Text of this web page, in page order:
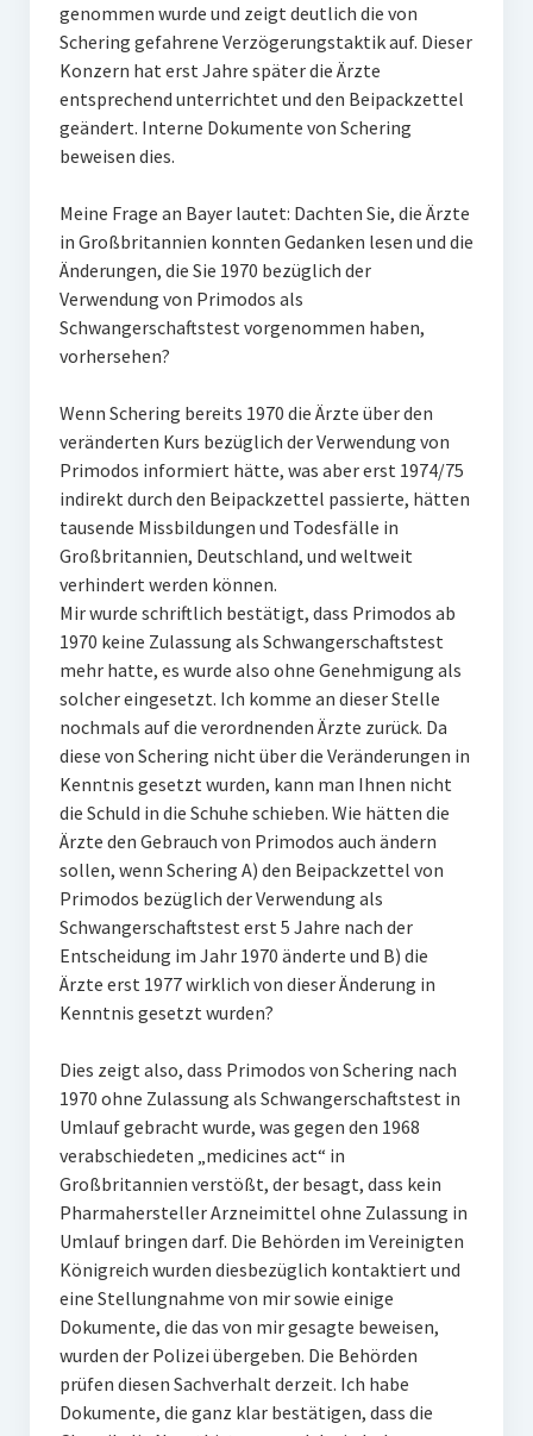
genommen wurde und zeigt deutlich die von
Schering gefahrene Verzögerungstaktik auf. Dieser
Konzern hat erst Jahre später die Ärzte
entsprechend unterrichtet und den Beipackzettel
geändert. Interne Dokumente von Schering
beweisen dies.
Meine Frage an Bayer lautet: Dachten Sie, die Ärzte
in Großbritannien konnten Gedanken lesen und die
Änderungen, die Sie 1970 bezüglich der
Verwendung von Primodos als
Schwangerschaftstest vorgenommen haben,
vorhersehen?
Wenn Schering bereits 1970 die Ärzte über den
veränderten Kurs bezüglich der Verwendung von
Primodos informiert hätte, was aber erst 1974/75
indirekt durch den Beipackzettel passierte, hätten
tausende Missbildungen und Todesfälle in
Großbritannien, Deutschland, und weltweit
verhindert werden können.
Mir wurde schriftlich bestätigt, dass Primodos ab
1970 keine Zulassung als Schwangerschaftstest
mehr hatte, es wurde also ohne Genehmigung als
solcher eingesetzt. Ich komme an dieser Stelle
nochmals auf die verordnenden Ärzte zurück. Da
diese von Schering nicht über die Veränderungen in
Kenntnis gesetzt wurden, kann man Ihnen nicht
die Schuld in die Schuhe schieben. Wie hätten die
Ärzte den Gebrauch von Primodos auch ändern
sollen, wenn Schering A) den Beipackzettel von
Primodos bezüglich der Verwendung als
Schwangerschaftstest erst 5 Jahre nach der
Entscheidung im Jahr 1970 änderte und B) die
Ärzte erst 1977 wirklich von dieser Änderung in
Kenntnis gesetzt wurden?
Dies zeigt also, dass Primodos von Schering nach
1970 ohne Zulassung als Schwangerschaftstest in
Umlauf gebracht wurde, was gegen den 1968
verabschiedeten „medicines act“ in
Großbritannien verstößt, der besagt, dass kein
Pharmahersteller Arzneimittel ohne Zulassung in
Umlauf bringen darf. Die Behörden im Vereinigten
Königreich wurden diesbezüglich kontaktiert und
eine Stellungnahme von mir sowie einige
Dokumente, die das von mir gesagte beweisen,
wurden der Polizei übergeben. Die Behörden
prüfen diesen Sachverhalt derzeit. Ich habe
Dokumente, die ganz klar bestätigen, dass die